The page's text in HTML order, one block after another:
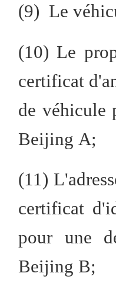
(9) Le
(10) Le
certificat
de véhicule
Beijing A;
(11)
certificat
pour une
Beijing B;